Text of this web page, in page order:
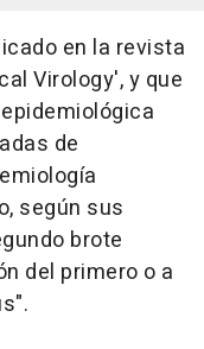
en la revista
Virology', y que
de
según sus
brote
del primero o a